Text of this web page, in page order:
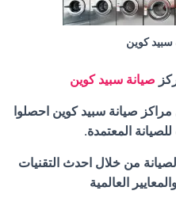
كوين
صيانة سبيد كوين
صيانة سبيد كوين احصلوا
المعتمدة.
من خلال احدث التقنيات
العالمية